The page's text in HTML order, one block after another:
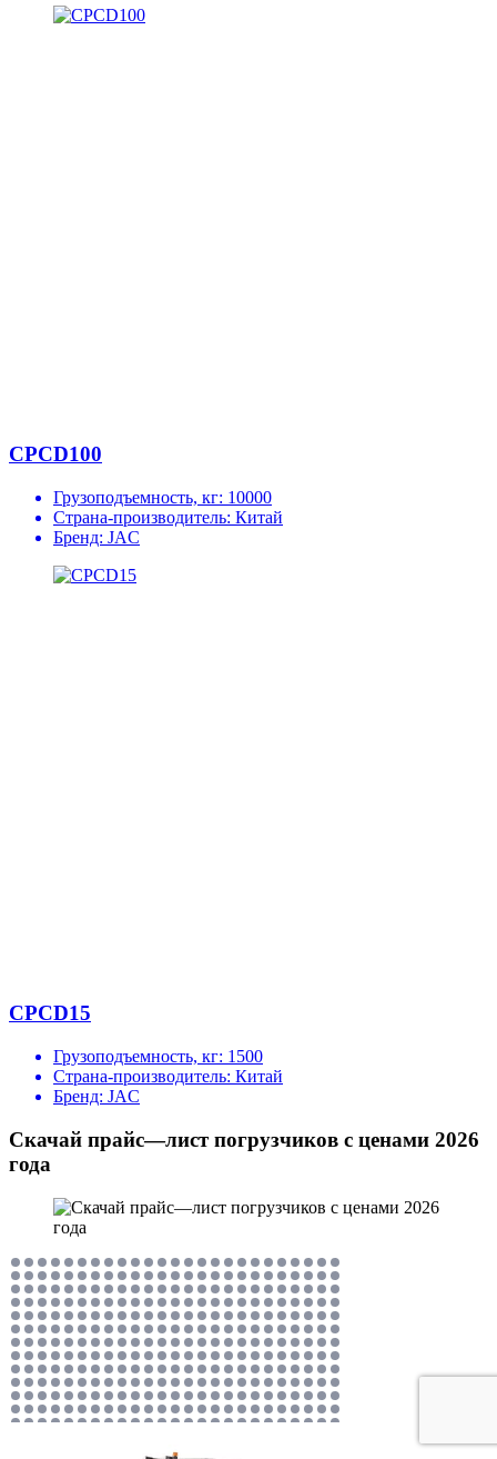
CPCD100
Грузоподъемность, кг: 10000
Страна-производитель: Китай
Бренд: JAC
CPCD15
Грузоподъемность, кг: 1500
Страна-производитель: Китай
Бренд: JAC
Скачай прайс—лист погрузчиков с ценами 2026
года